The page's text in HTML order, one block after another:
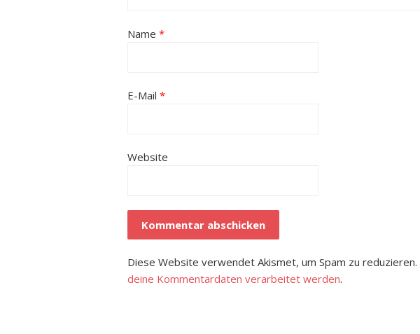
Name *
E-Mail *
Website
Diese Website verwendet Akismet, um Spam zu reduzieren.
deine Kommentardaten verarbeitet werden.